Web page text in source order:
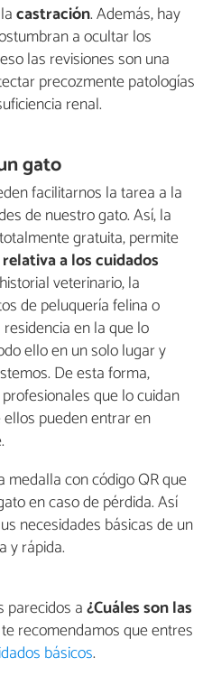
castración. Además, hay
a ocultar los
las revisiones son una
precozmente patologías
renal.
gato
facilitarnos la tarea a la
de nuestro gato. Así, la
gratuita, permite
a los cuidados
veterinario, la
de peluquería felina o
en la que lo
ello en un solo lugar y
De esta forma,
que lo cuidan
pueden entrar en
medalla con código QR que
en caso de pérdida. Así
necesidades básicas de un
y rápida.
parecidos a¿Cuáles son las
recomendamos que entres
básicos.